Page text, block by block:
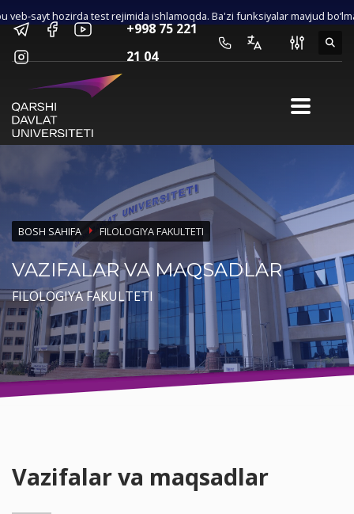
×
Maxsus imkoniyatlar
SHRIFT O‘LCHAMI
A-
KO‘RINISH
Yuqori kontrast O‘qish uchun qulay shrift
Rasmlarni o‘chirish
Standart holatga qaytarish
sayt hozirda test rejimida ishlamoqda. Ba'zi funksiyalar mavjud
+998 75 221
21 04
BOSH SAHIFA FILOLOGIYA FAKULTETI
VAZIFALAR VA MAQSADLAR
FILOLOGIYA FAKULTETI
Vazifalar va maqsadlar